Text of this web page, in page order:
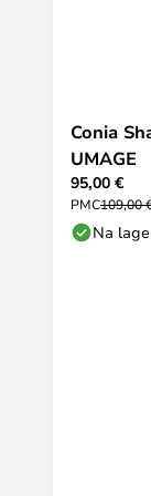
Conia
UMAGE
95,00 €
PMC109,00
Na